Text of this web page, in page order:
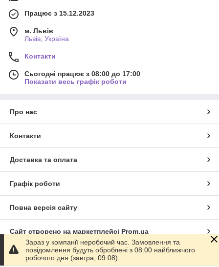
Працює з 15.12.2023
м. Львів
Львів, Україна
Контакти
Сьогодні працює з 08:00 до 17:00
Показати весь графік роботи
Про нас
Контакти
Доставка та оплата
Графік роботи
Повна версія сайту
Сайт створено на маркетплейсі Prom.ua
Політика конфіденційності
Зараз у компанії неробочий час. Замовлення та
повідомлення будуть оброблені з 08:00 найближчого
робочого дня (завтра, 09.08).